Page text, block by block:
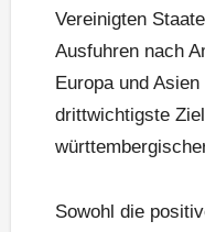
Vereinigten
Ausfuhren nach
Europa und
drittwichtigste
Sowohl die